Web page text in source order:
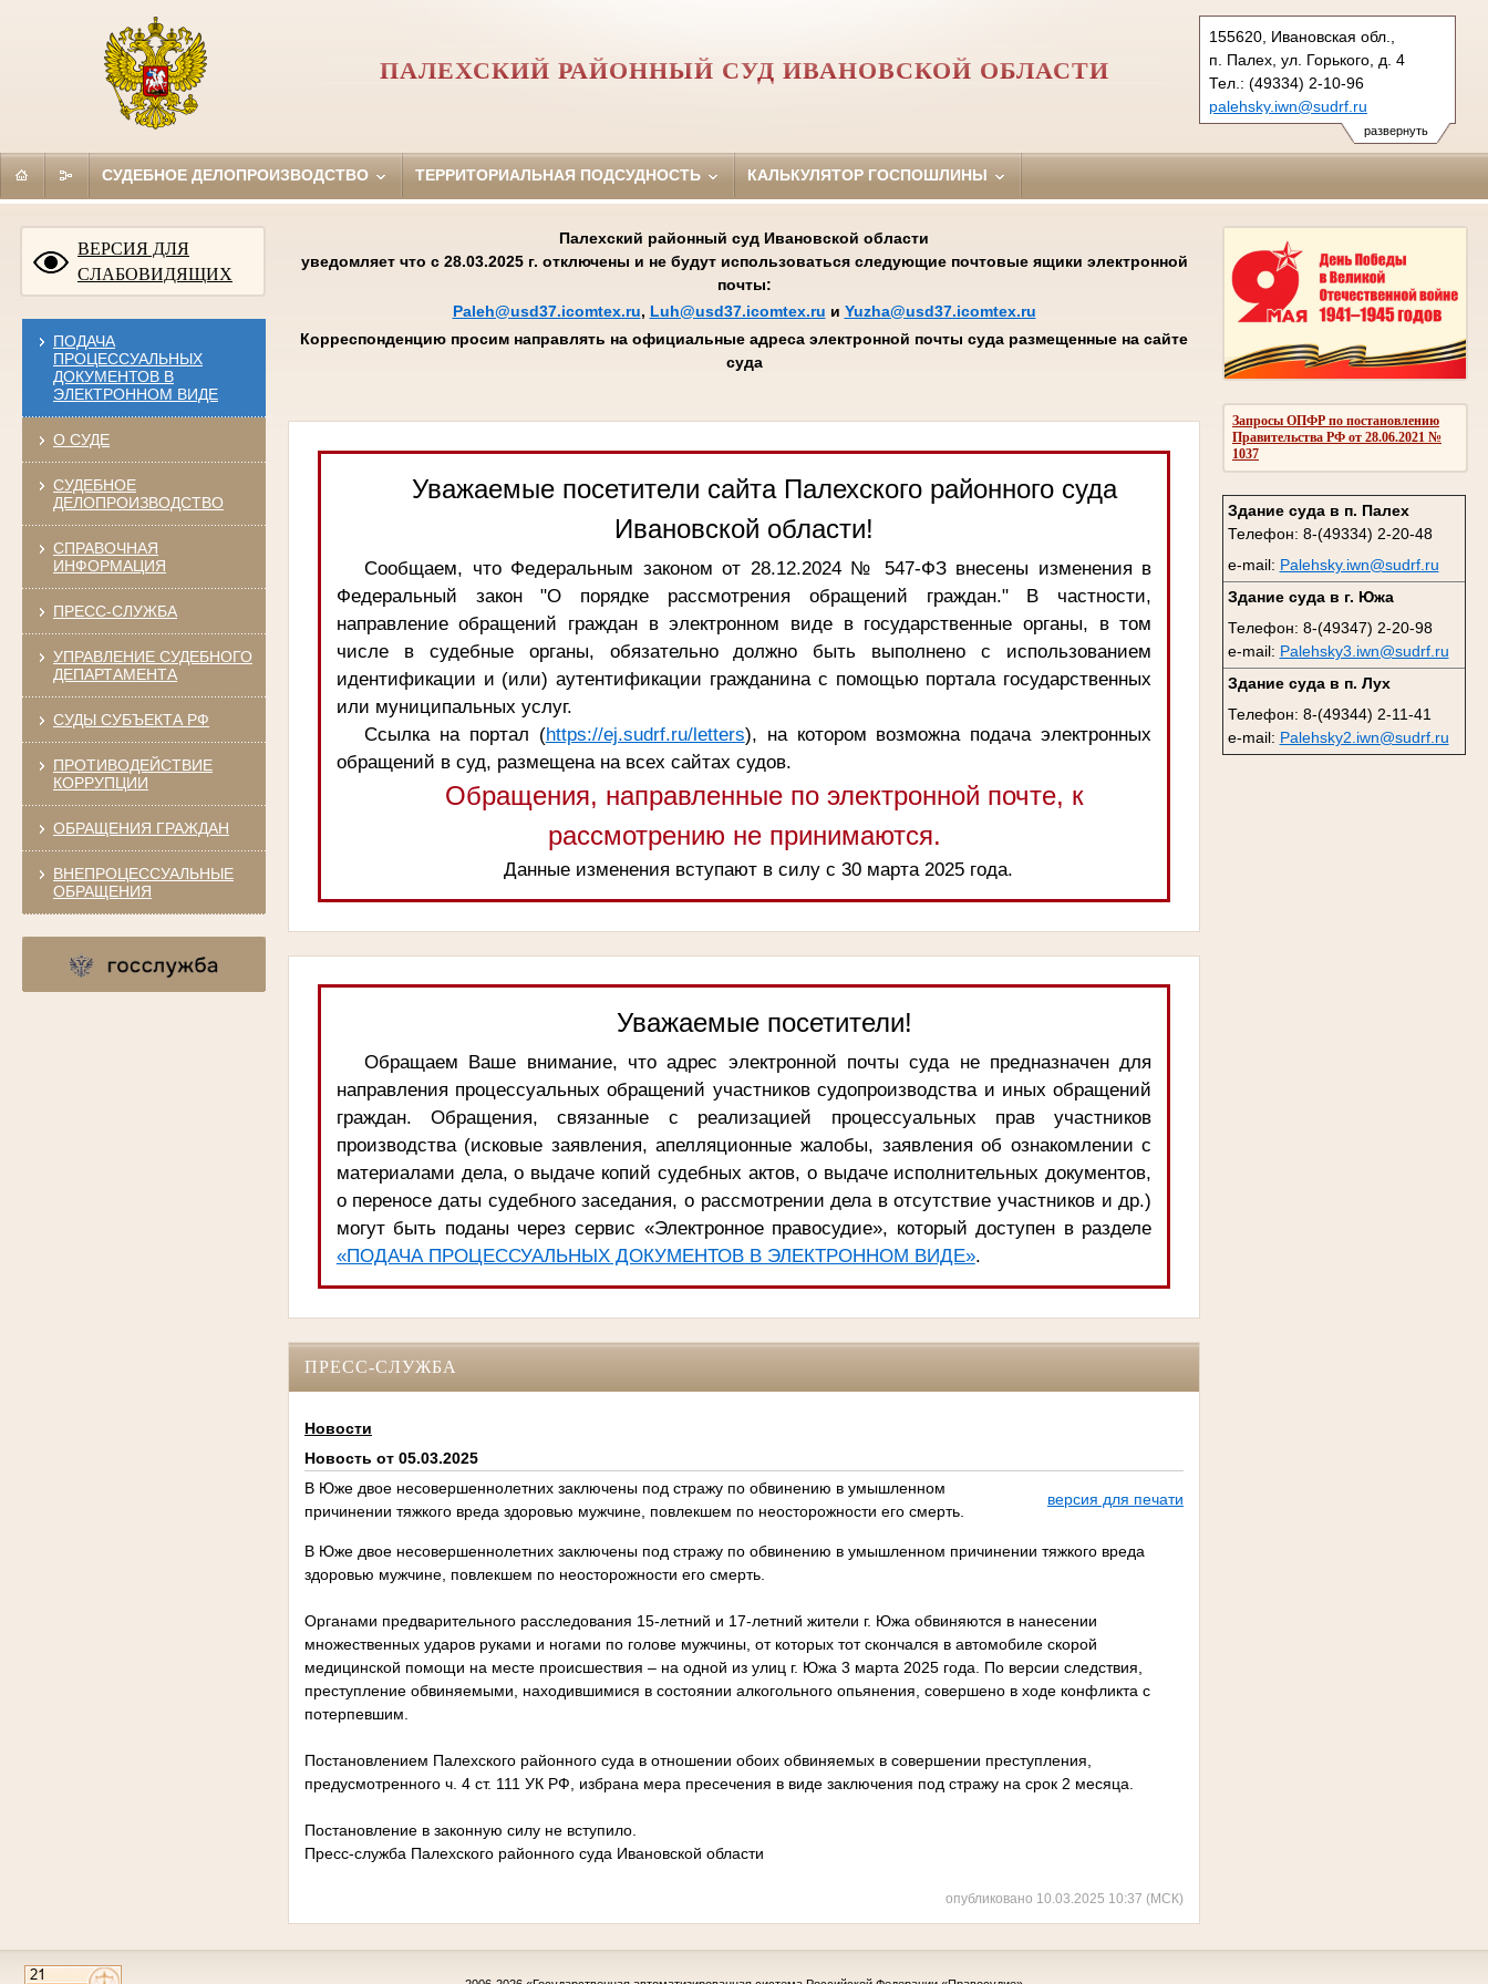
развернуть
155620, Ивановская обл.,
п. Палех, ул. Горького, д. 4
Тел.: (49334) 2-10-96
palehsky.iwn@sudrf.ru
показать на карте
ПАЛЕХСКИЙ РАЙОННЫЙ СУД ИВАНОВСКОЙ ОБЛАСТИ
СУДЕБНОЕ ДЕЛОПРОИЗВОДСТВО ТЕРРИТОРИАЛЬНАЯ ПОДСУДНОСТЬ КАЛЬКУЛЯТОР ГОСПОШЛИНЫ
ВЕРСИЯ ДЛЯ
СЛАБОВИДЯЩИХ
ПОДАЧА
ПРОЦЕССУАЛЬНЫХ
ДОКУМЕНТОВ В
ЭЛЕКТРОННОМ ВИДЕ
О СУДЕ
СУДЕБНОЕ
ДЕЛОПРОИЗВОДСТВО
СПРАВОЧНАЯ
ИНФОРМАЦИЯ
ПРЕСС-СЛУЖБА
УПРАВЛЕНИЕ СУДЕБНОГО
ДЕПАРТАМЕНТА
СУДЫ СУБЪЕКТА РФ
ПРОТИВОДЕЙСТВИЕ
КОРРУПЦИИ
ОБРАЩЕНИЯ ГРАЖДАН
ВНЕПРОЦЕССУАЛЬНЫЕ
ОБРАЩЕНИЯ
Запросы ОПФР по постановлению
Правительства РФ от 28.06.2021 №
1037
Здание суда в п. Палех
Телефон: 8-(49334) 2-20-48
e-mail: Palehsky.iwn@sudrf.ru
Здание суда в г. Южа
Телефон: 8-(49347) 2-20-98
e-mail: Palehsky3.iwn@sudrf.ru
Здание суда в п. Лух
Телефон: 8-(49344) 2-11-41
e-mail: Palehsky2.iwn@sudrf.ru
Палехский районный суд Ивановской области
уведомляет что с 28.03.2025 г. отключены и не будут использоваться следующие почтовые ящики электронной
почты:
Paleh@usd37.icomtex.ru, Luh@usd37.icomtex.ru и Yuzha@usd37.icomtex.ru
Корреспонденцию просим направлять на официальные адреса электронной почты суда размещенные на сайте
суда
Уважаемые посетители сайта Палехского районного суда
Ивановской области!
Сообщаем, что Федеральным законом от 28.12.2024 № 547-ФЗ внесены изменения в
Федеральный закон "О порядке рассмотрения обращений граждан." В частности,
направление обращений граждан в электронном виде в государственные органы, в том
числе в судебные органы, обязательно должно быть выполнено с использованием
идентификации и (или) аутентификации гражданина с помощью портала государственных
или муниципальных услуг.
Ссылка на портал (https://ej.sudrf.ru/letters), на котором возможна подача электронных
обращений в суд, размещена на всех сайтах судов.
Обращения, направленные по электронной почте, к
рассмотрению не принимаются.
Данные изменения вступают в силу с 30 марта 2025 года.
Уважаемые посетители!
Обращаем Ваше внимание, что адрес электронной почты суда не предназначен для
направления процессуальных обращений участников судопроизводства и иных обращений
граждан. Обращения, связанные с реализацией процессуальных прав участников
производства (исковые заявления, апелляционные жалобы, заявления об ознакомлении с
материалами дела, о выдаче копий судебных актов, о выдаче исполнительных документов,
о переносе даты судебного заседания, о рассмотрении дела в отсутствие участников и др.)
могут быть поданы через сервис «Электронное правосудие», который доступен в разделе
«ПОДАЧА ПРОЦЕССУАЛЬНЫХ ДОКУМЕНТОВ В ЭЛЕКТРОННОМ ВИДЕ».
ПРЕСС-СЛУЖБА
Новости
Новость от 05.03.2025
В Юже двое несовершеннолетних заключены под стражу по обвинению в умышленном
причинении тяжкого вреда здоровью мужчине, повлекшем по неосторожности его смерть.
версия для печати
В Юже двое несовершеннолетних заключены под стражу по обвинению в умышленном причинении тяжкого вреда
здоровью мужчине, повлекшем по неосторожности его смерть.
Органами предварительного расследования 15-летний и 17-летний жители г. Южа обвиняются в нанесении
множественных ударов руками и ногами по голове мужчины, от которых тот скончался в автомобиле скорой
медицинской помощи на месте происшествия – на одной из улиц г. Южа 3 марта 2025 года. По версии следствия,
преступление обвиняемыми, находившимися в состоянии алкогольного опьянения, совершено в ходе конфликта с
потерпевшим.
Постановлением Палехского районного суда в отношении обоих обвиняемых в совершении преступления,
предусмотренного ч. 4 ст. 111 УК РФ, избрана мера пресечения в виде заключения под стражу на срок 2 месяца.
Постановление в законную силу не вступило.
Пресс-служба Палехского районного суда Ивановской области
опубликовано 10.03.2025 10:37 (МСК)